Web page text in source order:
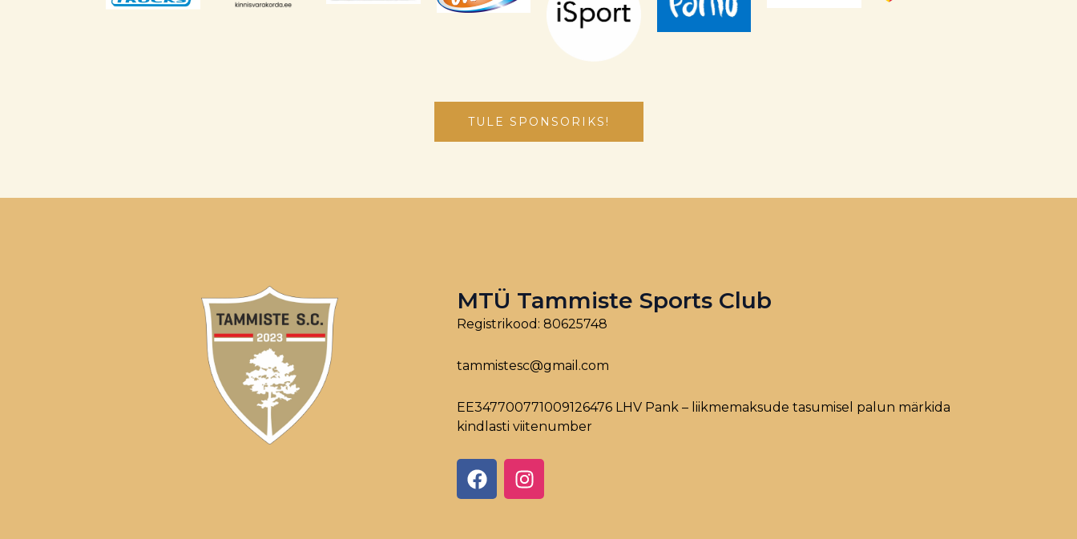
TULE SPONSORIKS!
MTÜ Tammiste Sports Club
Registrikood: 80625748
tammistesc@gmail.com
EE347700771009126476 LHV Pank – liikmemaksude tasumisel palun märkida
kindlasti viitenumber
F
a
I
n